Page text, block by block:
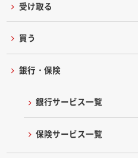
受け取る
買う
銀行・保険
銀行サービス一覧
保険サービス一覧